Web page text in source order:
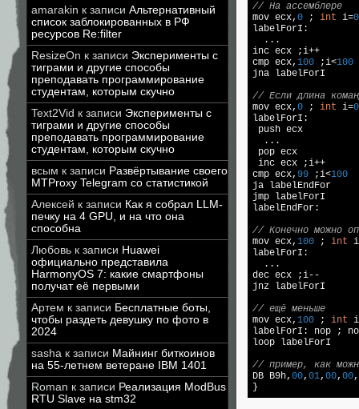
amarakin к записи Альтернативный
список заблокированных в РФ
ресурсов Re:filter
ResizeOn к записи Эксперименты с
тиграми и другие способы
преподавать программирование
студентам, которым скучно
Text2Vid к записи Эксперименты с
тиграми и другие способы
преподавать программирование
студентам, которым скучно
всым к записи Развёртывание своего
MTProxy Telegram со статистикой
Алексей к записи Как я собрал LLM-
печку на 4 GPU, и на что она
способна
Любовь к записи Huawei
официально представила
HarmonyOS 7: какие смартфоны
получат её первыми
Артем к записи Бесплатные боты,
чтобы раздеть девушку по фото в
2024
sasha к записи Майнинг биткоинов
на 55-летнем ветеране IBM 1401
Roman к записи Реализация ModBus
RTU Slave на stm32
// На ассемблере
mov ecx, 0 ; int i=0
labelForI:
  ...
inc ecx ;i++
cmp ecx, 100 ;i<100
jna labelForI
// Если длина
mov ecx, 0 ; int i=0
labelForI:
push ecx
  ...
pop ecx
inc ecx ;i++
cmp ecx, 99 ;i<100
ja labelEndFor
jmp labelForI
labelEndFor:
// Конечно можно
mov ecx, 100 ; int
labelForI:
  ...
dec ecx ;i--
jnz labelForI
// ещё меньше
mov ecx, 100 ; int
labelForI: nop ;
loop labelForI
// пример, как
DB B9h, 00, 01, 00, 00,